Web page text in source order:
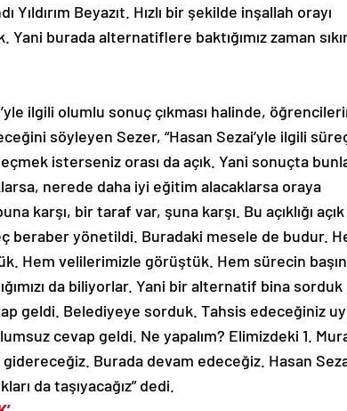
Beyazıt. Hızlı bir şekilde inşallah orayı
burada alternatiflere baktığımız zaman
ilgili olumlu sonuç çıkması halinde,
söyleyen Sezer, “Hasan Sezai’yle ilgili
isterseniz orası da açık. Yani sonuçta
nerede daha iyi eğitim alacaklarsa oraya
karşı, bir taraf var, şuna karşı. Bu açıklığı
beraber yönetildi. Buradaki mesele de budur.
Hem velilerimizle görüştük. Hem sürecin
da biliyorlar. Yani bir alternatif bina sorduk
geldi. Belediyeye sorduk. Tahsis edeceğiniz
cevap geldi. Ne yapalım? Elimizdeki 1.
Burada devam edeceğiz. Hasan
da taşıyacağız” dedi.